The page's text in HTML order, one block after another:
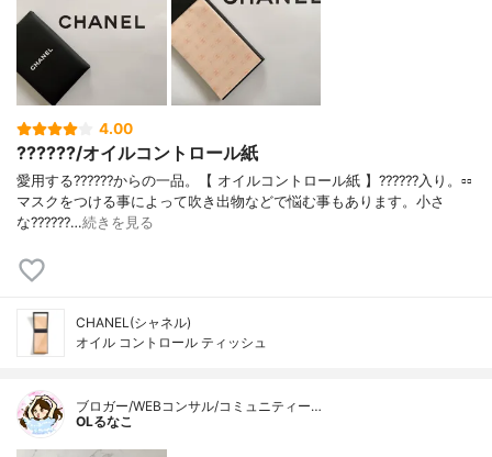
4.00
??????/オイルコントロール紙
愛用する??????からの一品。【 オイルコントロール紙 】??????入り。▫️▫️
マスクをつける事によって吹き出物などで悩む事もあります。小さ
な??????…続きを見る
CHANEL(シャネル)
オイル コントロール ティッシュ
ブロガー/WEBコンサル/コミュニティー…
OLるなこ